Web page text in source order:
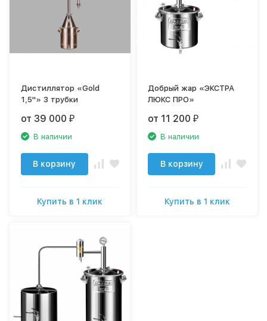
Дистиллятор «Gold
1,5"» 3 трубки
от 39 000₽
В наличии
В корзину
Купить в 1 клик
Добрый жар «ЭКСТРА
ЛЮКС ПРО»
от 11 200₽
В наличии
В корзину
Купить в 1 клик